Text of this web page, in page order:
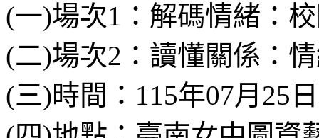
(一)場次1：解碼情緒：
(二)場次2：讀懂關係：
(三)時間：115年07月25